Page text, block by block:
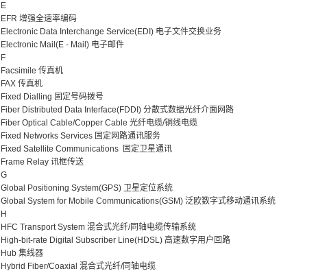
E
EFR 增强全速率编码
Electronic Data Interchange Service(EDI) 电子文件交换业务
Electronic Mail(E - Mail) 电子邮件
F
Facsimile 传真机
FAX 传真机
Fixed Dialling 固定号码拨号
Fiber Distributed Data Interface(FDDI) 分散式数据光纤介面网路
Fiber Optical Cable/Copper Cable 光纤电缆/铜线电缆
Fixed Networks Services 固定网路通讯服务
Fixed Satellite Communications 固定卫星通讯
Frame Relay 讯框传送
G
Global Positioning System(GPS) 卫星定位系统
Global System for Mobile Communications(GSM) 泛欧数字式移动通讯系统
H
HFC Transport System 混合式光纤/同轴电缆传输系统
High-bit-rate Digital Subscriber Line(HDSL) 高速数字用户回路
Hub 集线器
Hybrid Fiber/Coaxial 混合式光纤/同轴电缆